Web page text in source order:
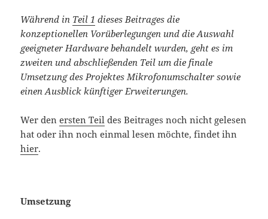
Während in Teil 1 dieses Beitrages die
konzeptionellen Vorüberlegungen und die Auswahl
geeigneter Hardware behandelt wurden, geht es im
zweiten und abschließenden Teil um die finale
Umsetzung des Projektes Mikrofonumschalter sowie
einen Ausblick künftiger Erweiterungen.
Wer denersten Teil des Beitrages noch nicht gelesen
hat oder ihn noch einmal lesen möchte, findet ihn
hier.
Umsetzung